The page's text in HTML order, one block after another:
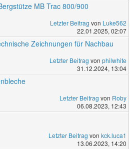
MB Trac 800/900
Letzter Beitrag von Luke562
22.01.2025, 02:07
Zeichnungen für Nachbau
Letzter Beitrag von philwhite
31.12.2024, 13:04
Letzter Beitrag von Roby
06.08.2023, 12:43
Letzter Beitrag von kck.luca1
13.06.2023, 14:20